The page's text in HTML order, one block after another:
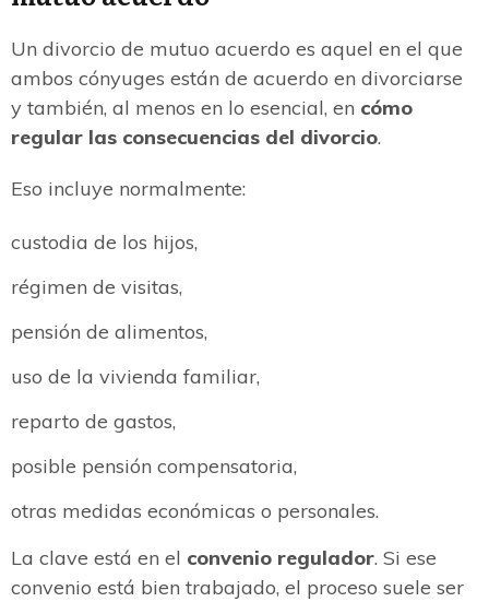
Un divorcio de mutuo acuerdo es aquel en el que
ambos cónyuges están de acuerdo en divorciarse
y también, al menos en lo esencial, en cómo
regular las consecuencias del divorcio.
Eso incluye normalmente:
custodia de los hijos,
régimen de visitas,
pensión de alimentos,
uso de la vivienda familiar,
reparto de gastos,
posible pensión compensatoria,
otras medidas económicas o personales.
La clave está en el convenio regulador. Si ese
convenio está bien trabajado, el proceso suele ser